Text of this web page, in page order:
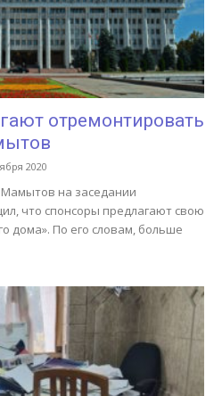
отремонтировать
2020
на заседании
что спонсоры предлагают свою
дома». По его словам, больше